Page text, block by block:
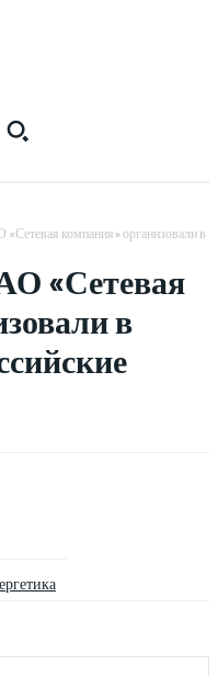
компания» организовали в
«Сетевая
в